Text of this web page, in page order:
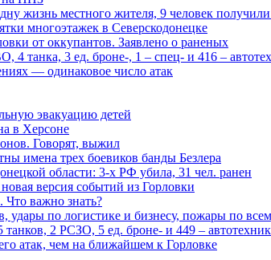
жизнь местного жителя, 9 человек
многоэтажек в Северскодонецке
от оккупантов. Заявлено о раненых
танка, 3 ед. броне-, 1 – спец- и 416 –
— одинаковое число атак
эвакуацию детей
в Херсоне
Говорят, выжил
имена трех боевиков банды Безлера
области: 3-х РФ убила, 31 чел. ранен
версия событий из Горловки
важно знать?
удары по логистике и бизнесу, пожары по
2 РСЗО, 5 ед. броне- и 449 –
атак, чем на ближайшем к Горловке